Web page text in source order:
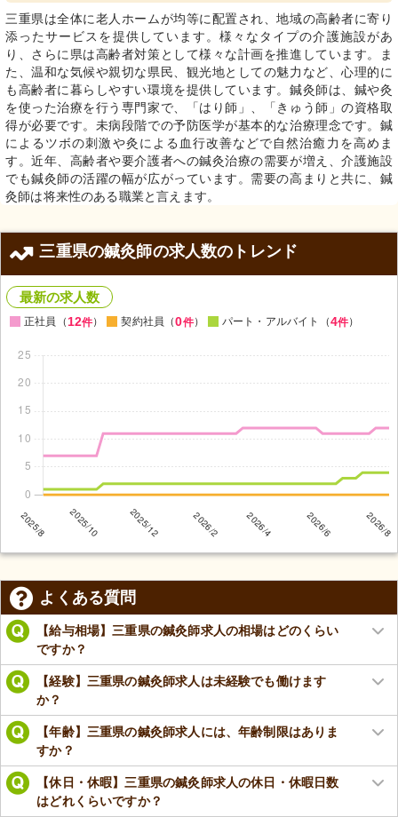
三重県は全体に老人ホームが均等に配置され、地域の高齢者に寄り
添ったサービスを提供しています。様々なタイプの介護施設があ
り、さらに県は高齢者対策として様々な計画を推進しています。ま
た、温和な気候や親切な県民、観光地としての魅力など、心理的に
も高齢者に暮らしやすい環境を提供しています。鍼灸師は、鍼や灸
を使った治療を行う専門家で、「はり師」、「きゅう師」の資格取
得が必要です。未病段階での予防医学が基本的な治療理念です。鍼
によるツボの刺激や灸による血行改善などで自然治癒力を高めま
す。近年、高齢者や要介護者への鍼灸治療の需要が増え、介護施設
でも鍼灸師の活躍の幅が広がっています。需要の高まりと共に、鍼
灸師は将来性のある職業と言えます。
三重県の鍼灸師の求人数のトレンド
最新の求人数
正社員（ 12件） 契約社員（0件） パート・アルバイト（4件）
よくある質問
【給与相場】三重県の鍼灸師求人の相場はどのくらい
ですか？
【経験】三重県の鍼灸師求人は未経験でも働けます
か？
【年齢】三重県の鍼灸師求人には、年齢制限はありま
すか？
【休日・休暇】三重県の鍼灸師求人の休日・休暇日数
はどれくらいですか？